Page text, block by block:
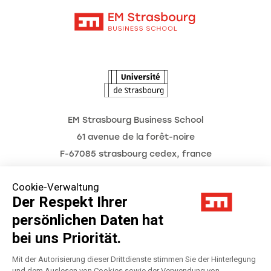
Cookie-Verwaltung
Der Respekt Ihrer
persönlichen Daten hat
bei uns Priorität.
Mit der Autorisierung dieser Drittdienste stimmen Sie der Hinterlegung
EM Strasbourg Business School
61 avenue de la forêt-noire
F-67085 strasbourg cedex, france
Impressum
Datenschutzerklärung